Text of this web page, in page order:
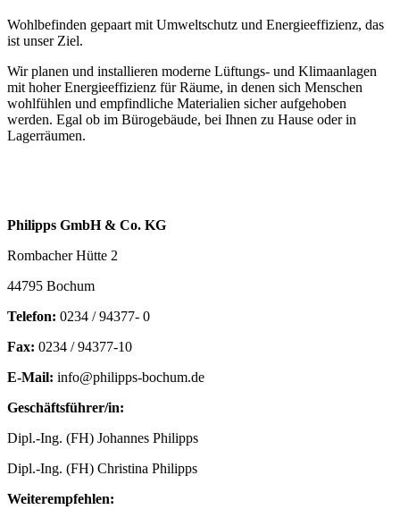
Wohlbefinden gepaart mit Umweltschutz und Energieeffizienz, das
ist unser Ziel.
Wir planen und installieren moderne Lüftungs- und Klimaanlagen
mit hoher Energieeffizienz für Räume, in denen sich Menschen
wohlfühlen und empfindliche Materialien sicher aufgehoben
werden. Egal ob im Bürogebäude, bei Ihnen zu Hause oder in
Lagerräumen.
Philipps GmbH & Co. KG
Rombacher Hütte 2
44795 Bochum
Telefon: 0234 / 94377- 0
Fax: 0234 / 94377-10
E-Mail: info@philipps-bochum.de
Geschäftsführer/in:
Dipl.-Ing. (FH) Johannes Philipps
Dipl.-Ing. (FH) Christina Philipps
Weiterempfehlen: